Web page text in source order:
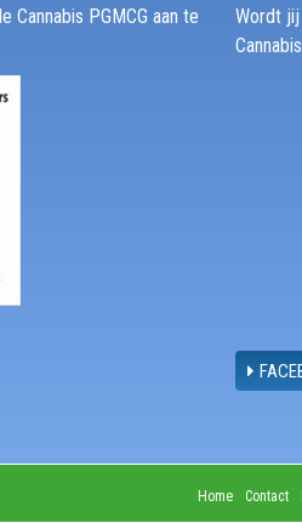
Cannabis PGMCG aan te
Wordt
Home Contact